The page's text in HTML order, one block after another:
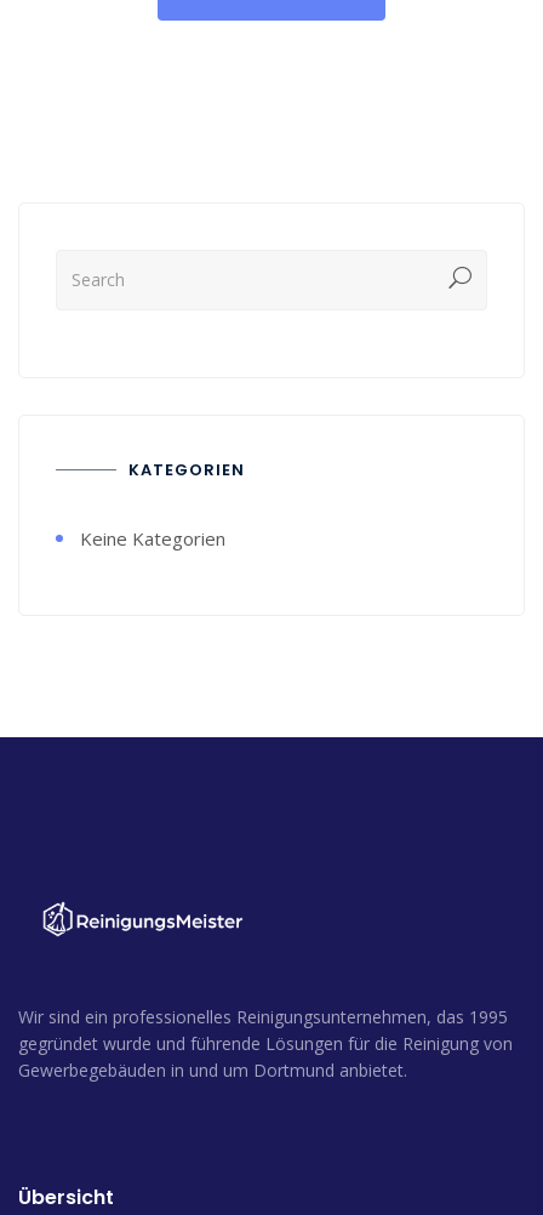
KATEGORIEN
Keine Kategorien
Wir sind ein professionelles Reinigungsunternehmen, das 1995
gegründet wurde und führende Lösungen für die Reinigung von
Gewerbegebäuden in und um Dortmund anbietet.
Übersicht